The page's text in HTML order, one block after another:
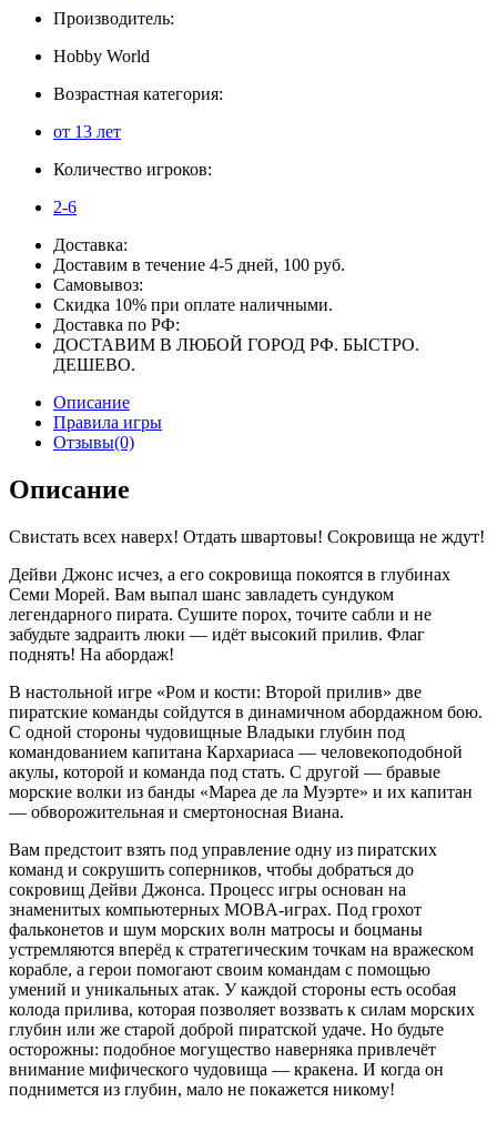
Производитель:
Hobby World
Возрастная категория:
от 13 лет
Количество игроков:
2-6
Доставка:
Доставим в течение 4-5 дней, 100 руб.
Самовывоз:
Скидка 10% при оплате наличными.
Доставка по РФ:
ДОСТАВИМ В ЛЮБОЙ ГОРОД РФ. БЫСТРО.
ДЕШЕВО.
Описание
Правила игры
Отзывы(0)
Описание
Свистать всех наверх! Отдать швартовы! Сокровища не ждут!
Дейви Джонс исчез, а его сокровища покоятся в глубинах
Семи Морей. Вам выпал шанс завладеть сундуком
легендарного пирата. Сушите порох, точите сабли и не
забудьте задраить люки — идёт высокий прилив. Флаг
поднять! На абордаж!
В настольной игре «Ром и кости: Второй прилив» две
пиратские команды сойдутся в динамичном абордажном бою.
С одной стороны чудовищные Владыки глубин под
командованием капитана Кархариаса — человекоподобной
акулы, которой и команда под стать. С другой — бравые
морские волки из банды «Мареа де ла Муэрте» и их капитан
— обворожительная и смертоносная Виана.
Вам предстоит взять под управление одну из пиратских
команд и сокрушить соперников, чтобы добраться до
сокровищ Дейви Джонса. Процесс игры основан на
знаменитых компьютерных MOBA-играх. Под грохот
фальконетов и шум морских волн матросы и боцманы
устремляются вперёд к стратегическим точкам на вражеском
корабле, а герои помогают своим командам с помощью
умений и уникальных атак. У каждой стороны есть особая
колода прилива, которая позволяет воззвать к силам морских
глубин или же старой доброй пиратской удаче. Но будьте
осторожны: подобное могущество наверняка привлечёт
внимание мифического чудовища — кракена. И когда он
поднимется из глубин, мало не покажется никому!